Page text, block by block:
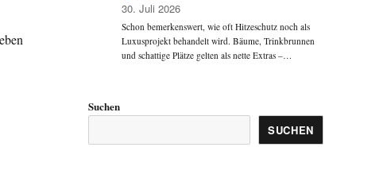
30. Juli 2026
Schon bemerkenswert, wie oft Hitzeschutz noch als
Luxusprojekt behandelt wird. Bäume, Trinkbrunnen
und schattige Plätze gelten als nette Extras –…
Suchen
SUCHEN